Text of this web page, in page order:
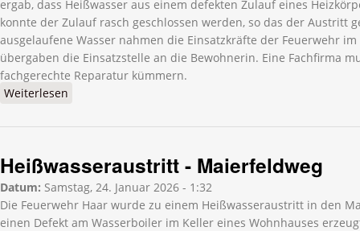
ergab, dass Heißwasser aus einem defekten Zulauf eines
konnte der Zulauf rasch geschlossen werden, so das der Austritt
ausgelaufene Wasser nahmen die Einsatzkräfte der Feuerwehr
übergaben die Einsatzstelle an die Bewohnerin. Eine Fachfirma
fachgerechte Reparatur kümmern.
Weiterlesen
Heißwasseraustritt - Maierfeldweg
Datum: Samstag, 24. Januar 2026 - 1:32
Die Feuerwehr Haar wurde zu einem Heißwasseraustritt in den
einen Defekt am Wasserboiler im Keller eines Wohnhauses